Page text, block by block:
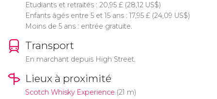
Etudiants et retraités : 20,95 £(28,12 US$)
Enfants âgés entre 5 et 15 ans : 17,95 £(24,09 US$)
Moins de 5 ans : entrée gratuite.
Transport
En marchant depuis High Street.
Lieux à proximité
Scotch Whisky Experience (21 m)